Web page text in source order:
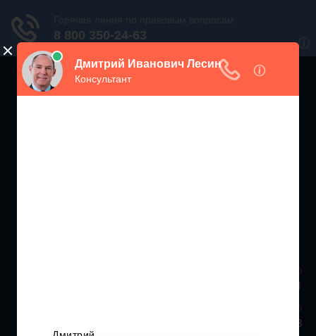
Москва и МО
+7 (499) 938-86-71
Санкт-Петербург и ЛО
+7 (812) 467-34-68